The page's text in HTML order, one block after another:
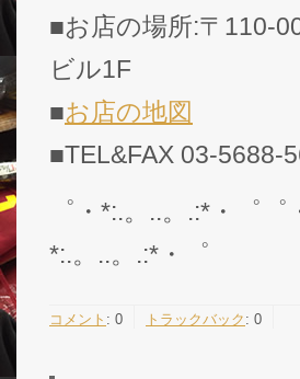
■お店の場所:〒110-
ビル1F
■お店の地図
■TEL&FAX 03-5688-
゜・*:.。..。.:*・゜
*:.。..。.:*・゜
コメント : 0 トラックバック : 0